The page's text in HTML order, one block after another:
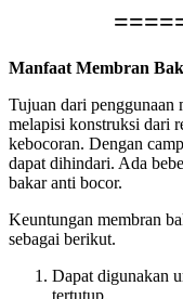
Manfaat Membran
Tujuan dari
melapisi konstruksi dari
kebocoran. Dengan
dapat dihindari. Ada
bakar anti bocor.
Keuntungan membran
sebagai berikut.
Dapat digunakan
tertutup.